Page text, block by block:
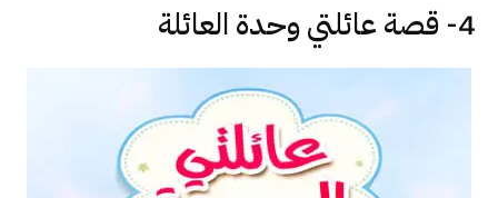
4- قصة عائلتي وحدة العائلة